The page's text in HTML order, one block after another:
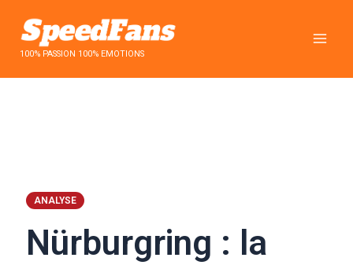
contenu100% PASSION 100% EMOTIONS
ANALYSE
Nürburgring : la